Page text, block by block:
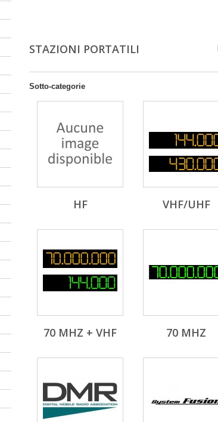
STAZIONI PORTATILI
Sotto-categorie
HF VHF/UHF
70 MHZ + VHF 70 MHZ